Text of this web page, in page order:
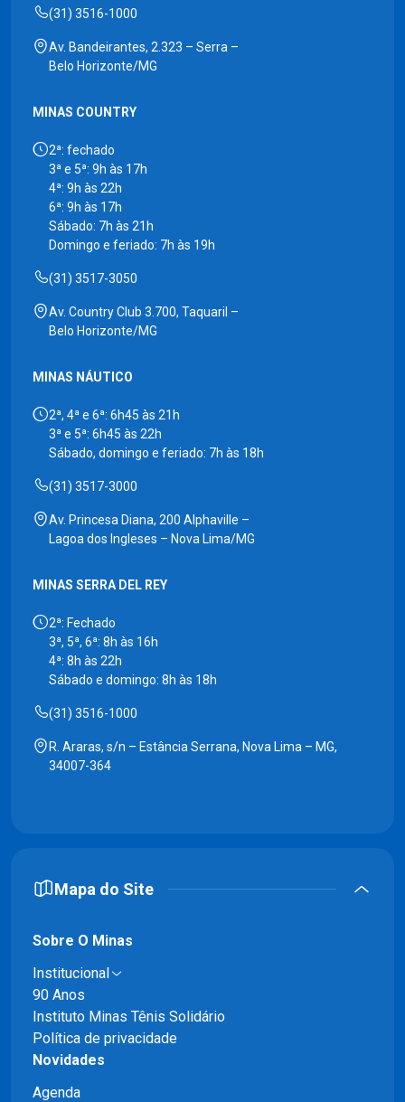
(31) 3516-1000
Av. Bandeirantes, 2.323 – Serra –
Belo Horizonte/MG
MINAS COUNTRY
2ª: fechado
3ª e 5ª: 9h às 17h
4ª: 9h às 22h
6ª: 9h às 17h
Sábado: 7h às 21h
Domingo e feriado: 7h às 19h
(31) 3517-3050
Av. Country Club 3.700, Taquaril –
Belo Horizonte/MG
MINAS NÁUTICO
2ª, 4ª e 6ª: 6h45 às 21h
3ª e 5ª: 6h45 às 22h
Sábado, domingo e feriado: 7h às 18h
(31) 3517-3000
Av. Princesa Diana, 200 Alphaville –
Lagoa dos Ingleses – Nova Lima/MG
MINAS SERRA DEL REY
2ª: Fechado
3ª, 5ª, 6ª: 8h às 16h
4ª: 8h às 22h
Sábado e domingo: 8h às 18h
(31) 3516-1000
R. Araras, s/n – Estância Serrana, Nova Lima – MG,
34007-364
Mapa do Site
Sobre O Minas
Institucional
90 Anos
Instituto Minas Tênis Solidário
Política de privacidade
Novidades
Agenda